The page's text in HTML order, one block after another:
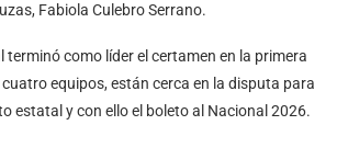
Fabiola Culebro Serrano.
terminó como líder el certamen en la primera
equipos, están cerca en la disputa para
estatal y con ello el boleto al Nacional 2026.